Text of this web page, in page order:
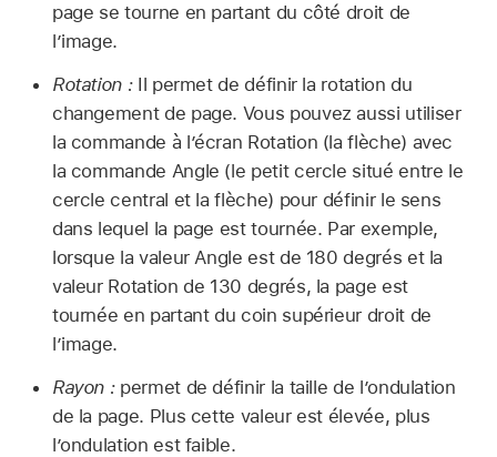
page se tourne en partant du côté droit de
l’image.
Rotation :Il permet de définir la rotation du
changement de page. Vous pouvez aussi utiliser
la commande à l’écran Rotation (la flèche) avec
la commande Angle (le petit cercle situé entre le
cercle central et la flèche) pour définir le sens
dans lequel la page est tournée. Par exemple,
lorsque la valeur Angle est de 180 degrés et la
valeur Rotation de 130 degrés, la page est
tournée en partant du coin supérieur droit de
l’image.
Rayon :permet de définir la taille de l’ondulation
de la page. Plus cette valeur est élevée, plus
l’ondulation est faible.